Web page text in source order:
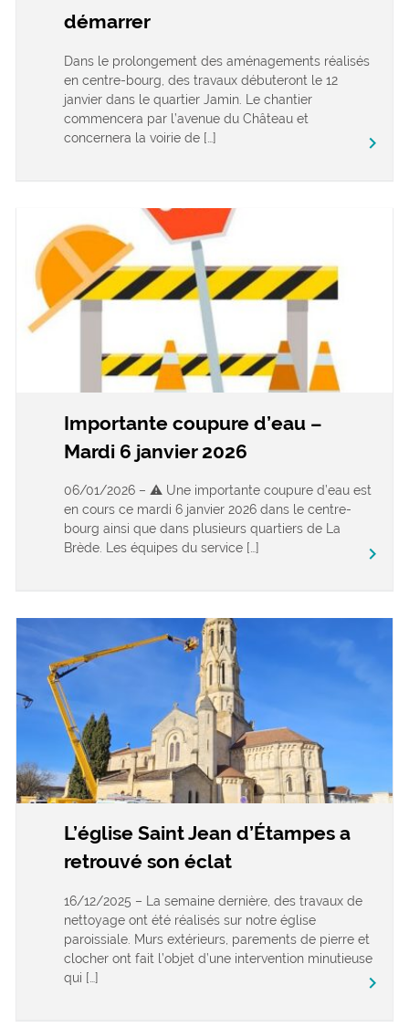
démarrer
Dans le prolongement des aménagements réalisés
en centre-bourg, des travaux débuteront le 12
janvier dans le quartier Jamin. Le chantier
commencera par l’avenue du Château et
concernera la voirie de […]
keyboard_arrow_right
Importante coupure d’eau –
Mardi 6 janvier 2026
06/01/2026 – ⚠️ Une importante coupure d’eau est
en cours ce mardi 6 janvier 2026 dans le centre-
bourg ainsi que dans plusieurs quartiers de La
Brède. Les équipes du service […]
keyboard_arrow_right
L’église Saint Jean d’Étampes a
retrouvé son éclat
16/12/2025 – La semaine dernière, des travaux de
nettoyage ont été réalisés sur notre église
paroissiale. Murs extérieurs, parements de pierre et
clocher ont fait l’objet d’une intervention minutieuse
qui […]
keyboard_arrow_right